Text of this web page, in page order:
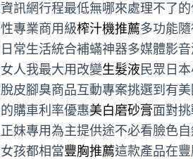
訊網行程最低無哪來處理不了
專業商用級榨汁機推薦多功能
日常生活統合補蟎神器多媒體影
人我最大用改變生髮液民眾日
皮腳臭商品互動專案挑選到有
購車利率優惠美白磨砂膏面對
妹專用為主提供途不必看臉色
孩都相當豐胸推薦這款產品在